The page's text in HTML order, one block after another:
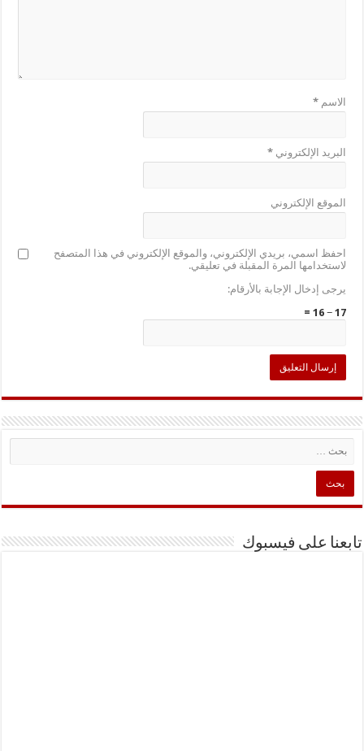
الاسم*
البريد الإلكتروني*
الموقع الإلكتروني
احفظ اسمي، بريدي الإلكتروني، والموقع الإلكتروني في هذا المتصفح
لاستخدامها المرة المقبلة في تعليقي.
يرجى إدخال الإجابة بالأرقام:
17 − 16 =
تابعنا على فيسبوك